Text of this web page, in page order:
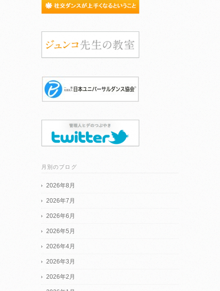
月別のブログ
2026年8月
2026年7月
2026年6月
2026年5月
2026年4月
2026年3月
2026年2月